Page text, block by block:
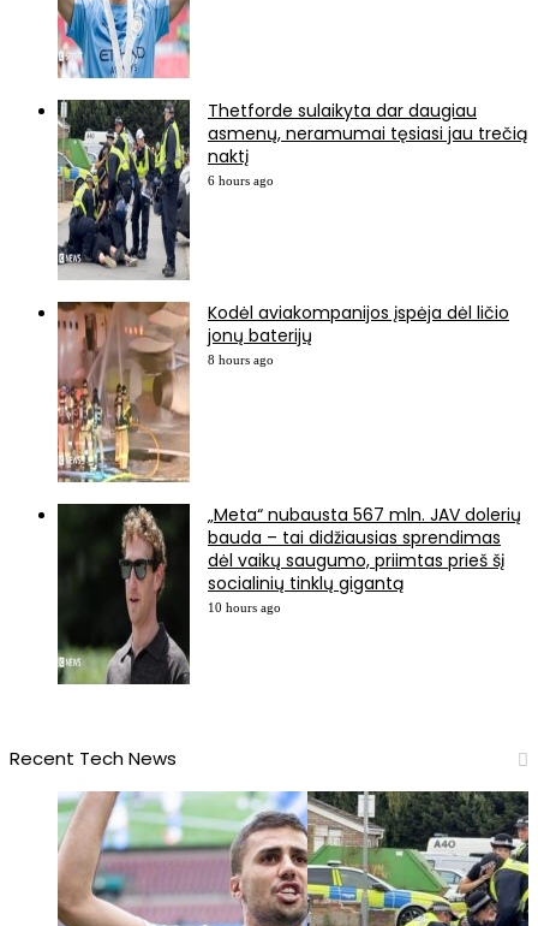
Thetforde sulaikyta dar daugiau
asmenų, neramumai tęsiasi jau trečią
naktį
6 hours ago
Kodėl aviakompanijos įspėja dėl ličio
jonų baterijų
8 hours ago
„Meta“ nubausta 567 mln. JAV dolerių
bauda – tai didžiausias sprendimas
dėl vaikų saugumo, priimtas prieš šį
socialinių tinklų gigantą
10 hours ago
Recent Tech News